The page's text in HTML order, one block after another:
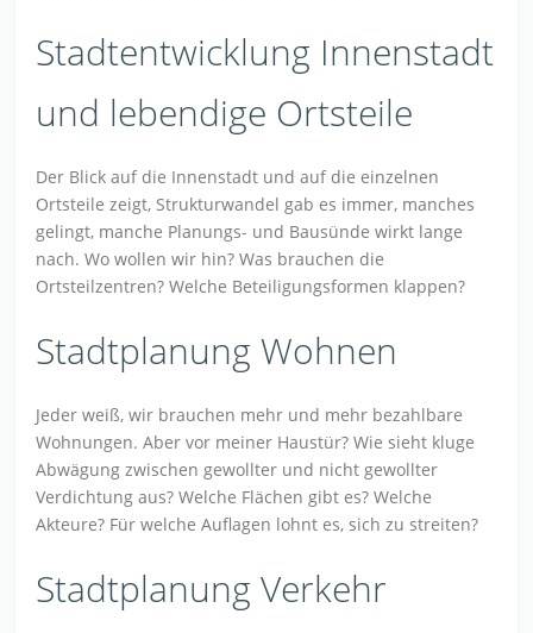
Stadtentwicklung Innenstadt
und lebendige Ortsteile
Der Blick auf die Innenstadt und auf die einzelnen
Ortsteile zeigt, Strukturwandel gab es immer, manches
gelingt, manche Planungs- und Bausünde wirkt lange
nach. Wo wollen wir hin? Was brauchen die
Ortsteilzentren? Welche Beteiligungsformen klappen?
Stadtplanung Wohnen
Jeder weiß, wir brauchen mehr und mehr bezahlbare
Wohnungen. Aber vor meiner Haustür? Wie sieht kluge
Abwägung zwischen gewollter und nicht gewollter
Verdichtung aus? Welche Flächen gibt es? Welche
Akteure? Für welche Auflagen lohnt es, sich zu streiten?
Stadtplanung Verkehr